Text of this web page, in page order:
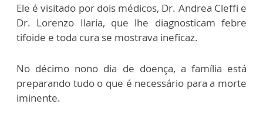
Ele é visitado por dois médicos, Dr. Andrea Cleffi e
Dr. Lorenzo Ilaria, que lhe diagnosticam febre
tifoide e toda cura se mostrava ineficaz.
No décimo nono dia de doença, a família está
preparando tudo o que é necessário para a morte
iminente.